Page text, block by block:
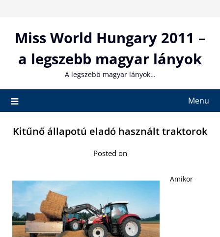
contentMiss World Hungary 2011 –
a legszebb magyar lányok
A legszebb magyar lányok…
Menu
Kitűnő állapotú eladó használt traktorok
Posted on
Amikor